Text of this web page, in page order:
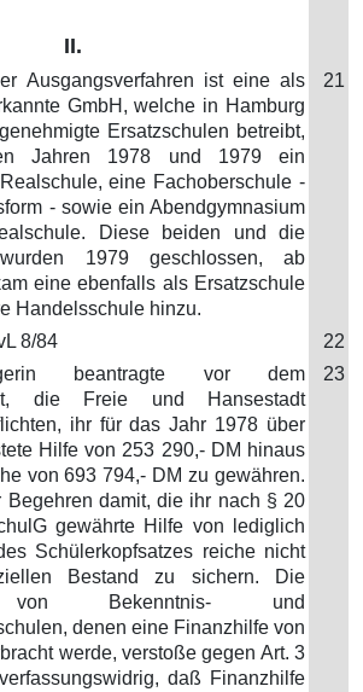
II.
Ausgangsverfahren ist eine als
GmbH, welche in Hamburg
Ersatzschulen betreibt,
Jahren 1978 und 1979 ein
eine Fachoberschule -
- sowie ein Abendgymnasium
Diese beiden und die
wurden 1979 geschlossen, ab
eine ebenfalls als Ersatzschule
Handelsschule hinzu.
21
8/84
22
beantragte vor dem
die Freie und Hansestadt
ihr für das Jahr 1978 über
Hilfe von 253 290,- DM hinaus
von 693 794,- DM zu gewähren.
Begehren damit, die ihr nach § 20
gewährte Hilfe von lediglich
Schülerkopfsatzes reiche nicht
Bestand zu sichern. Die
von Bekenntnis- und
denen eine Finanzhilfe von
werde, verstoße gegen Art. 3
daß Finanzhilfe
23